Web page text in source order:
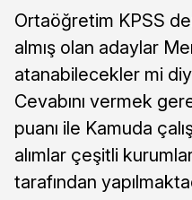
Ortaöğretim KPSS
almış olan adaylar
atanabilecekler mi
Cevabını vermek
puanı ile Kamuda
alımlar çeşitli
tarafından